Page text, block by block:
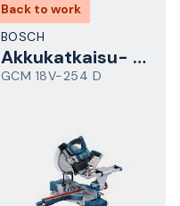
Back to work
BOSCH
Akkukatkaisu- ja jiirisaha
GCM 18V-254 D